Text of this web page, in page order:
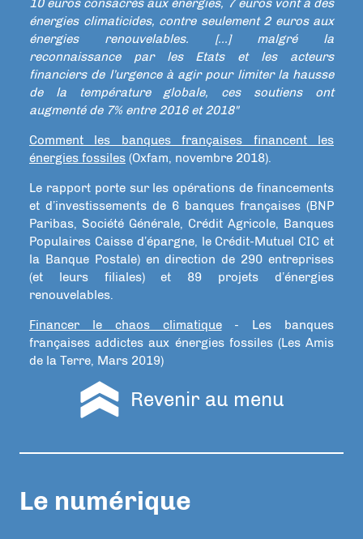
10 euros consacrés aux énergies, 7 euros vont à des
énergies climaticides, contre seulement 2 euros aux
énergies renouvelables. [...] malgré la
reconnaissance par les Etats et les acteurs
financiers de l’urgence à agir pour limiter la hausse
de la température globale, ces soutiens ont
augmenté de 7% entre 2016 et 2018"
Comment les banques françaises financent les
énergies fossiles (Oxfam, novembre 2018).
Le rapport porte sur les opérations de financements
et d’investissements de 6 banques françaises (BNP
Paribas, Société Générale, Crédit Agricole, Banques
Populaires Caisse d’épargne, le Crédit-Mutuel CIC et
la Banque Postale) en direction de 290 entreprises
(et leurs filiales) et 89 projets d’énergies
renouvelables.
Financer le chaos climatique- Les banques
françaises addictes aux énergies fossiles (Les Amis
de la Terre, Mars 2019)
Revenir au menu
Le numérique